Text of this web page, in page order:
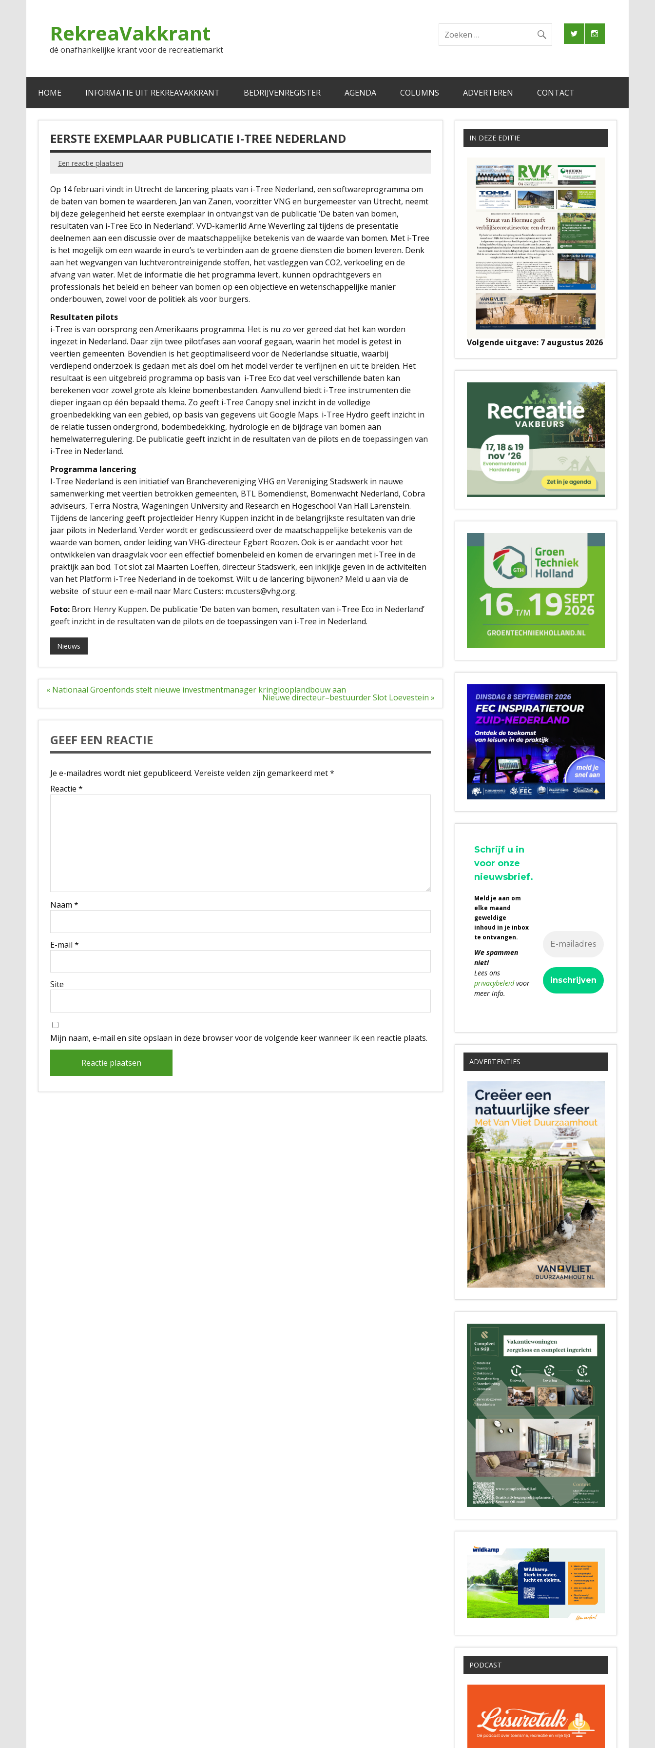
RekreaVakkrant
dé onafhankelijke krant voor de recreatiemarkt
HOME INFORMATIE UIT REKREAVAKKRANT BEDRIJVENREGISTER AGENDA COLUMNS ADVERTEREN CONTACT
EERSTE EXEMPLAAR PUBLICATIE I-TREE NEDERLAND
Een reactie plaatsen
Op 14 februari vindt in Utrecht de lancering plaats van i-Tree Nederland, een softwareprogramma om
de baten van bomen te waarderen. Jan van Zanen, voorzitter VNG en burgemeester van Utrecht, neemt
bij deze gelegenheid het eerste exemplaar in ontvangst van de publicatie ‘De baten van bomen,
resultaten van i-Tree Eco in Nederland’. VVD-kamerlid Arne Weverling zal tijdens de presentatie
deelnemen aan een discussie over de maatschappelijke betekenis van de waarde van bomen. Met i-Tree
is het mogelijk om een waarde in euro’s te verbinden aan de groene diensten die bomen leveren. Denk
aan het wegvangen van luchtverontreinigende stoffen, het vastleggen van CO2, verkoeling en de
afvang van water. Met de informatie die het programma levert, kunnen opdrachtgevers en
professionals het beleid en beheer van bomen op een objectieve en wetenschappelijke manier
onderbouwen, zowel voor de politiek als voor burgers.
Resultaten pilots
i-Tree is van oorsprong een Amerikaans programma. Het is nu zo ver gereed dat het kan worden
ingezet in Nederland. Daar zijn twee pilotfases aan vooraf gegaan, waarin het model is getest in
veertien gemeenten. Bovendien is het geoptimaliseerd voor de Nederlandse situatie, waarbij
verdiepend onderzoek is gedaan met als doel om het model verder te verfijnen en uit te breiden. Het
resultaat is een uitgebreid programma op basis van i-Tree Eco dat veel verschillende baten kan
berekenen voor zowel grote als kleine bomenbestanden. Aanvullend biedt i-Tree instrumenten die
dieper ingaan op één bepaald thema. Zo geeft i-Tree Canopy snel inzicht in de volledige
groenbedekking van een gebied, op basis van gegevens uit Google Maps. i-Tree Hydro geeft inzicht in
de relatie tussen ondergrond, bodembedekking, hydrologie en de bijdrage van bomen aan
hemelwaterregulering. De publicatie geeft inzicht in de resultaten van de pilots en de toepassingen van
i-Tree in Nederland.
Programma lancering
I-Tree Nederland is een initiatief van Branchevereniging VHG en Vereniging Stadswerk in nauwe
samenwerking met veertien betrokken gemeenten, BTL Bomendienst, Bomenwacht Nederland, Cobra
adviseurs, Terra Nostra, Wageningen University and Research en Hogeschool Van Hall Larenstein.
Tijdens de lancering geeft projectleider Henry Kuppen inzicht in de belangrijkste resultaten van drie
jaar pilots in Nederland. Verder wordt er gediscussieerd over de maatschappelijke betekenis van de
waarde van bomen, onder leiding van VHG-directeur Egbert Roozen. Ook is er aandacht voor het
ontwikkelen van draagvlak voor een effectief bomenbeleid en komen de ervaringen met i-Tree in de
praktijk aan bod. Tot slot zal Maarten Loeffen, directeur Stadswerk, een inkijkje geven in de activiteiten
van het Platform i-Tree Nederland in de toekomst. Wilt u de lancering bijwonen? Meld u aan via de
website of stuur een e-mail naar Marc Custers: m.custers@vhg.org.
Foto:Bron: Henry Kuppen. De publicatie ‘De baten van bomen, resultaten van i-Tree Eco in Nederland’
geeft inzicht in de resultaten van de pilots en de toepassingen van i-Tree in Nederland.
Nieuws
Bericht
« Nationaal Groenfonds stelt nieuwe investmentmanager kringlooplandbouw aan
Nieuwe directeur–bestuurder Slot Loevestein »
GEEF EEN REACTIE
Je e-mailadres wordt niet gepubliceerd. Vereiste velden zijn gemarkeerd met*
Reactie *
Naam *
E-mail *
Site
Mijn naam, e-mail en site opslaan in deze browser voor de volgende keer wanneer ik een reactie plaats.
Alternative:
IN DEZE EDITIE
Volgende uitgave: 7 augustus 2026
Schrijf u in
voor onze
nieuwsbrief.
Meld je aan om
elke maand
geweldige
inhoud in je inbox
te ontvangen.
We spammen
niet!
Lees ons
privacybeleidvoor
meer info.
ADVERTENTIES
PODCAST